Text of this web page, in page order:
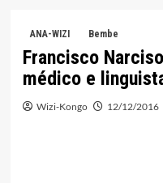
ANA-WIZI Bembe
Francisco
médico e
Wizi-Kongo 12/12/2016